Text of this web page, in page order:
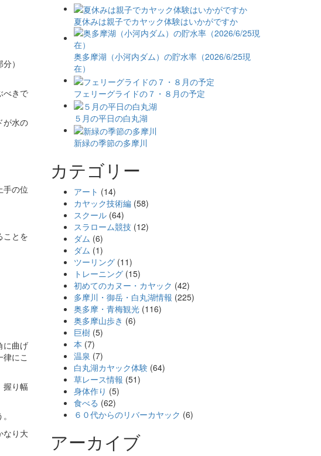
）
べきで
が水の
手の位
ことを
に曲げ
にこ
握り幅
なり大
夏休みは親子でカヤック体験はいかがですか
奥多摩湖（小河内ダム）の貯水率（2026/6/25現
在）
フェリーグライドの７・８月の予定
５月の平日の白丸湖
新緑の季節の多摩川
カテゴリー
アート (14)
カヤック技術編 (58)
スクール (64)
スラローム競技 (12)
ダム (6)
ダム (1)
ツーリング (11)
トレーニング (15)
初めてのカヌー・カヤック (42)
多摩川・御岳・白丸湖情報 (225)
奥多摩・青梅観光 (116)
奥多摩山歩き (6)
巨樹 (5)
本 (7)
温泉 (7)
白丸湖カヤック体験 (64)
草レース情報 (51)
身体作り (5)
食べる (62)
６０代からのリバーカヤック (6)
アーカイブ